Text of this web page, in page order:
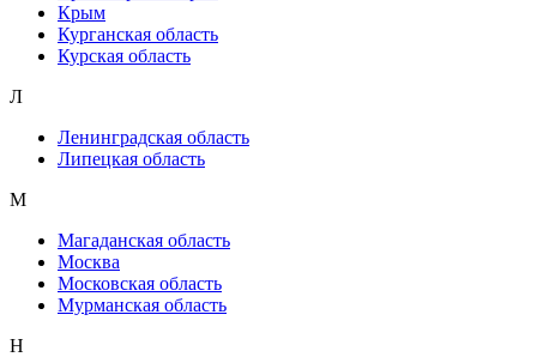
Крым
Курганская область
Курская область
Л
Ленинградская область
Липецкая область
М
Магаданская область
Москва
Московская область
Мурманская область
Н